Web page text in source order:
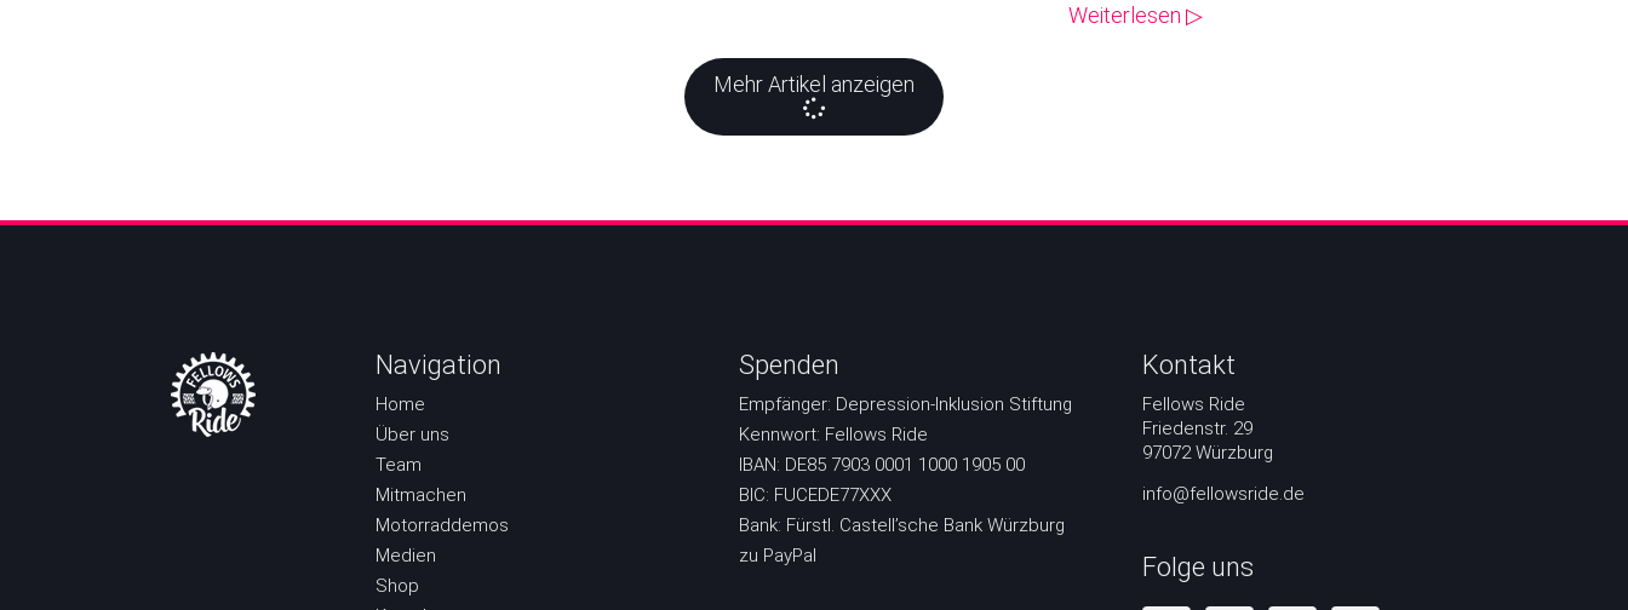
Weiterlesen ▷
Mehr Artikel anzeigen
Navigation
Home
Über uns
Team
Mitmachen
Motorraddemos
Medien
Shop
Spenden
Empfänger: Depression-Inklusion Stiftung
Kennwort: Fellows Ride
IBAN: DE85 7903 0001 1000 1905 00
BIC: FUCEDE77XXX
Bank: Fürstl. Castell’sche Bank Würzburg
zu PayPal
Kontakt
Fellows Ride
Friedenstr. 29
97072 Würzburg
info@fellowsride.de
Folge uns